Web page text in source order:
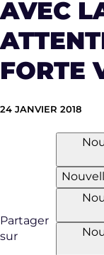
AVEC
FORTE
24 JANVIER 2018
Partager
sur